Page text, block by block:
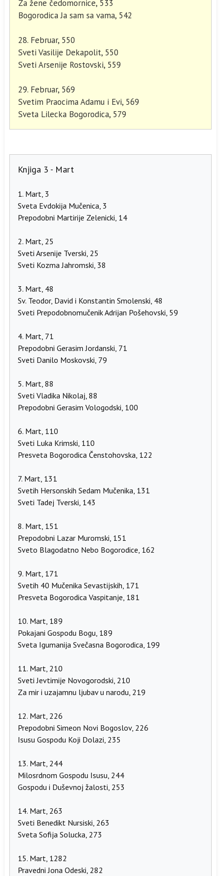
Za žene čedomornice, 533
Bogorodica Ja sam sa vama, 542
28. Februar, 550
Sveti Vasilije Dekapolit, 550
Sveti Arsenije Rostovski, 559
29. Februar, 569
Svetim Praocima Adamu i Evi, 569
Sveta Lilecka Bogorodica, 579
Knjiga 3 - Mart
1. Mart, 3
Sveta Evdokija Mučenica, 3
Prepodobni Martirije Zelenicki, 14
2. Mart, 25
Sveti Arsenije Tverski, 25
Sveti Kozma Jahromski, 38
3. Mart, 48
Sv. Teodor, David i Konstantin Smolenski, 48
Sveti Prepodobnomučenik Adrijan Pošehovski, 59
4. Mart, 71
Prepodobni Gerasim Jordanski, 71
Sveti Danilo Moskovski, 79
5. Mart, 88
Sveti Vladika Nikolaj, 88
Prepodobni Gerasim Vologodski, 100
6. Mart, 110
Sveti Luka Krimski, 110
Presveta Bogorodica Čenstohovska, 122
7. Mart, 131
Svetih Hersonskih Sedam Mučenika, 131
Sveti Tadej Tverski, 143
8. Mart, 151
Prepodobni Lazar Muromski, 151
Sveto Blagodatno Nebo Bogorodice, 162
9. Mart, 171
Svetih 40 Mučenika Sevastijskih, 171
Presveta Bogorodica Vaspitanje, 181
10. Mart, 189
Pokajani Gospodu Bogu, 189
Sveta Igumanija Svečasna Bogorodica, 199
11. Mart, 210
Sveti Jevtimije Novogorodski, 210
Za mir i uzajamnu ljubav u narodu, 219
12. Mart, 226
Prepodobni Simeon Novi Bogoslov, 226
Isusu Gospodu Koji Dolazi, 235
13. Mart, 244
Milosrdnom Gospodu Isusu, 244
Gospodu i Duševnoj žalosti, 253
14. Mart, 263
Sveti Benedikt Nursiski, 263
Sveta Sofija Solucka, 273
15. Mart, 1282
Pravedni Jona Odeski, 282